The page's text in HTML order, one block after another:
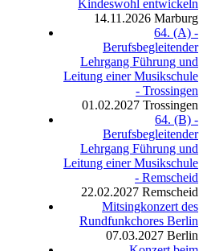
Kindeswohl entwickeln
14.11.2026 Marburg
64. (A) -
Berufsbegleitender
Lehrgang Führung und
Leitung einer Musikschule
- Trossingen
01.02.2027 Trossingen
64. (B) -
Berufsbegleitender
Lehrgang Führung und
Leitung einer Musikschule
- Remscheid
22.02.2027 Remscheid
Mitsingkonzert des
Rundfunkchores Berlin
07.03.2027 Berlin